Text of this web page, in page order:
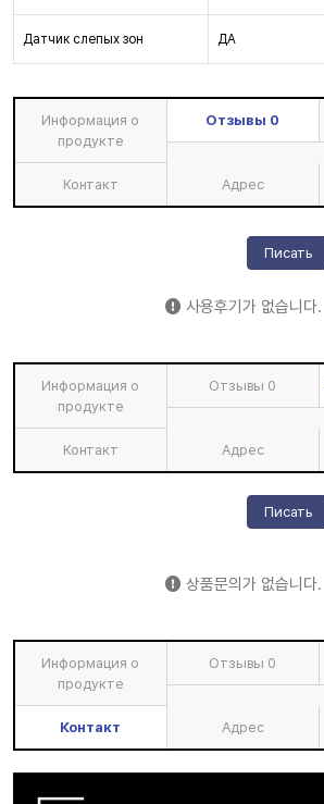
Датчик слепых зон ДА
Информация о
продукте
Отзывы 0
Контакт Адрес
Писать
사용후기가 없습니다.
Информация о
продукте
Отзывы 0
Контакт Адрес
Писать
상품문의가 없습니다.
Информация о
продукте
Отзывы 0
Контакт Адрес